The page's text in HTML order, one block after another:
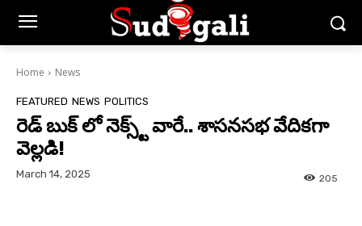
Home News
FEATURED NEWS POLITICS
రెడ్ బుక్ లో నెక్స్ట్ వారే.. శాసనసభ వేదికగా
వెల్లడి!
March 14, 2025 205